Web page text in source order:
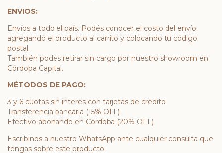
ENVIOS:
Envíos a todo el país. Podés conocer el costo del envío
agregando el producto al carrito y colocando tu código
postal.
También podés retirar sin cargo por nuestro showroom en
Córdoba Capital.
MÉTODOS DE PAGO:
3 y 6 cuotas sin interés con tarjetas de crédito
Transferencia bancaria (15% OFF)
Efectivo abonando en Córdoba (20% OFF)
Escribinos a nuestro WhatsApp ante cualquier consulta que
tengas sobre este producto.